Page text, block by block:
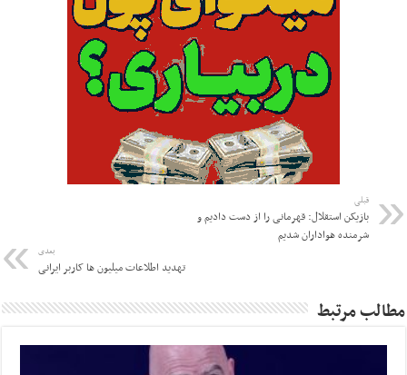
قبلی
بازیکن استقلال: قهرمانی را از دست دادیم و
شرمنده هواداران شدیم
بعدی
تهدید اطلاعات میلیون ها کاربر ایرانی
مطالب مرتبط